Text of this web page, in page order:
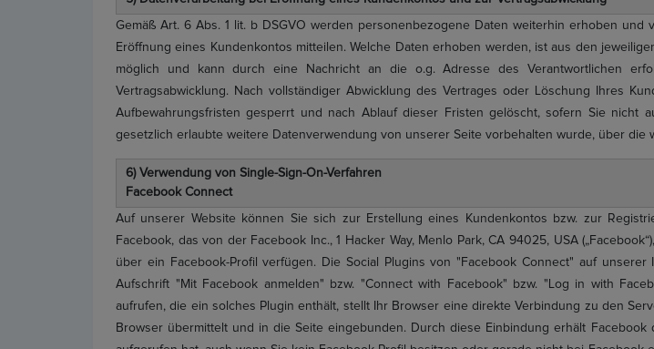
Gemäß Art. 6 Abs. 1 lit. b DSGVO werden personenbezogene Daten weiterhin erhoben
Eröffnung eines Kundenkontos mitteilen. Welche Daten erhoben werden, ist aus den
möglich und kann durch eine Nachricht an die o.g. Adresse des Verantwortlichen
Vertragsabwicklung. Nach vollständiger Abwicklung des Vertrages oder Löschung Ihres
Aufbewahrungsfristen gesperrt und nach Ablauf dieser Fristen gelöscht, sofern Sie
gesetzlich erlaubte weitere Datenverwendung von unserer Seite vorbehalten wurde, über die
6) Verwendung von Single-Sign-On-Verfahren
Facebook Connect
Auf unserer Website können Sie sich zur Erstellung eines Kundenkontos bzw. zur
Facebook, das von der Facebook Inc., 1 Hacker Way, Menlo Park, CA 94025, USA
über ein Facebook-Profil verfügen. Die Social Plugins von "Facebook Connect" auf
Aufschrift "Mit Facebook anmelden" bzw. "Connect with Facebook" bzw. "Log in with
aufrufen, die ein solches Plugin enthält, stellt Ihr Browser eine direkte Verbindung zu den
Browser übermittelt und in die Seite eingebunden. Durch diese Einbindung erhält